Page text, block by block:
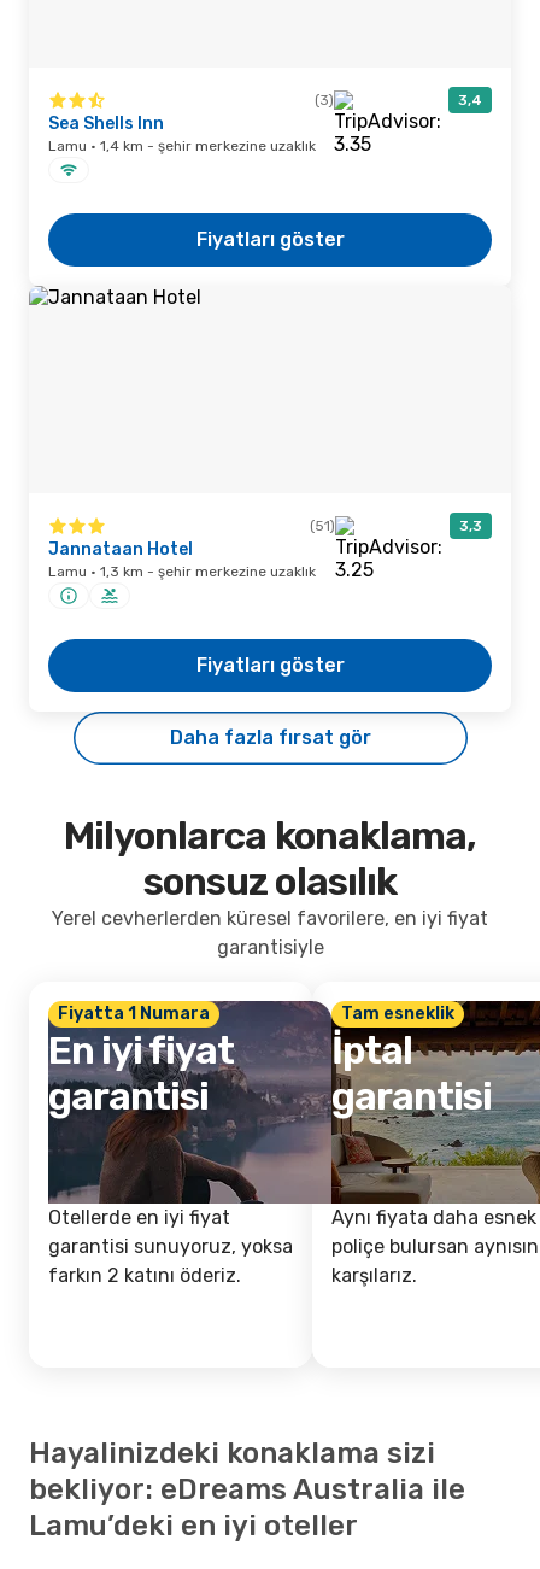
(3) 3,4
Sea Shells Inn
Lamu · 1,4 km - şehir merkezine uzaklık
Fiyatları göster
(51) 3,3
Jannataan Hotel
Lamu · 1,3 km - şehir merkezine uzaklık
Fiyatları göster
Daha fazla fırsat gör
Milyonlarca konaklama,
sonsuz olasılık
Yerel cevherlerden küresel favorilere, en iyi fiyat
garantisiyle
Fiyatta 1 Numara
En iyi fiyat
garantisi
Otellerde en iyi fiyat
garantisi sunuyoruz, yoksa
farkın 2 katını öderiz.
Tam esneklik
İptal
garantisi
Aynı fiyata daha
poliçe bulursan
karşılarız.
Hayalinizdeki konaklama sizi
bekliyor: eDreams Australia ile
Lamu’deki en iyi oteller